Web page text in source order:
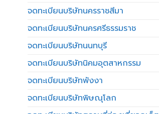
จดทะเบียนบริษัทนครราชสีมา
จดทะเบียนบริษัทนครศรีธรรมราช
จดทะเบียนบริษัทนนทบุรี
จดทะเบียนบริษัทนิคมอุตสาหกรรม
จดทะเบียนบริษัทพังงา
จดทะเบียนบริษัทพิษณุโลก